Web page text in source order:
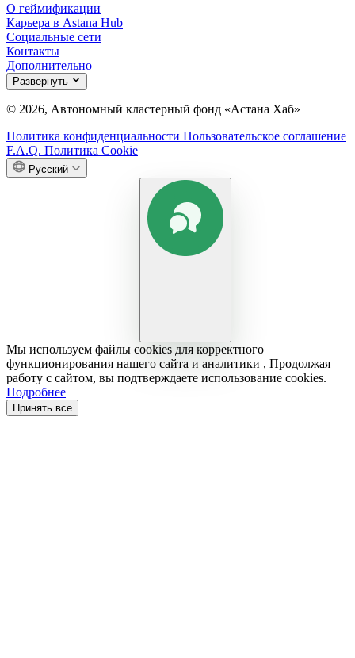
О геймификации
Карьера в Astana Hub
Социальные сети
Контакты
Дополнительно
Развернуть
© 2026, Автономный кластерный фонд «Астана Хаб»
Политика конфиденциальности Пользовательское соглашение
F.A.Q. Политика Cookie
Русский
Мы используем файлы cookies для корректного
функционирования нашего сайта и аналитики , Продолжая
работу с сайтом, вы подтверждаете использование cookies.
Подробнее
Принять все